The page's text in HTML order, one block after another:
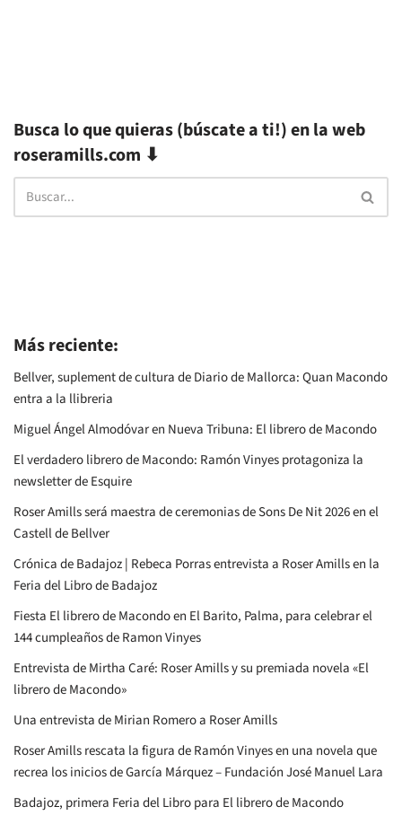
Busca lo que quieras (búscate a ti!) en la web
roseramills.com ⬇
Más reciente:
Bellver, suplement de cultura de Diario de Mallorca: Quan Macondo
entra a la llibreria
Miguel Ángel Almodóvar en Nueva Tribuna: El librero de Macondo
El verdadero librero de Macondo: Ramón Vinyes protagoniza la
newsletter de Esquire
Roser Amills será maestra de ceremonias de Sons De Nit 2026 en el
Castell de Bellver
Crónica de Badajoz | Rebeca Porras entrevista a Roser Amills en la
Feria del Libro de Badajoz
Fiesta El librero de Macondo en El Barito, Palma, para celebrar el
144 cumpleaños de Ramon Vinyes
Entrevista de Mirtha Caré: Roser Amills y su premiada novela «El
librero de Macondo»
Una entrevista de Mirian Romero a Roser Amills
Roser Amills rescata la figura de Ramón Vinyes en una novela que
recrea los inicios de García Márquez – Fundación José Manuel Lara
Badajoz, primera Feria del Libro para El librero de Macondo